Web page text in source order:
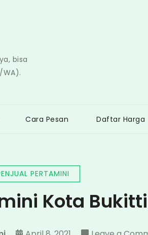
bisa
WA).
Cara Pesan Daftar Harga
PERTAMINI
Kota